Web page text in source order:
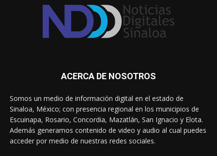
ACERCA DE NOSOTROS
Somos un medio de información digital en el estado de
Sinaloa, México; con presencia regional en los municipios de
Escuinapa, Rosario, Concordia, Mazatlán, San Ignacio y Elota.
Además generamos contenido de video y audio al cual puedes
acceder por medio de nuestras redes sociales.